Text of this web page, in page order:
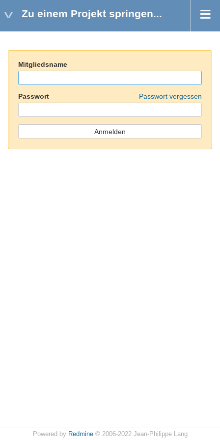
Zu einem Projekt springen...
Mitgliedsname
Passwort Passwort vergessen
Powered by Redmine© 2006-2022 Jean-Philippe Lang